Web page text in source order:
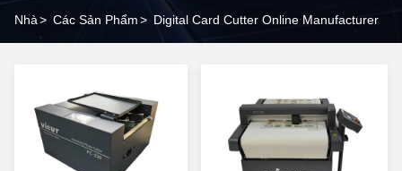
Nhà> Các Sản Phẩm> Digital Card Cutter Online Manufacturer